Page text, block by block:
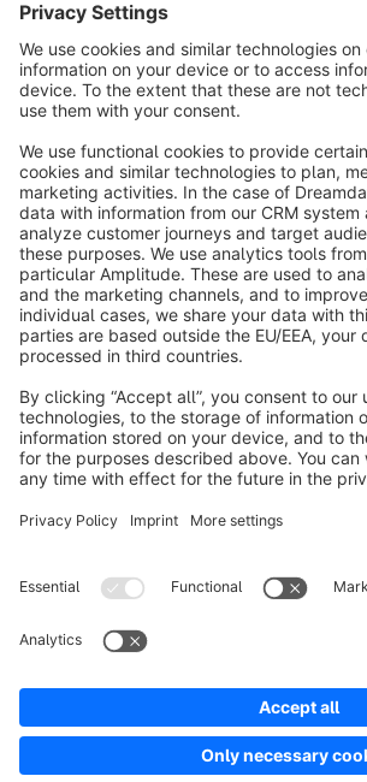
Notice: * All prices are quoted net of the